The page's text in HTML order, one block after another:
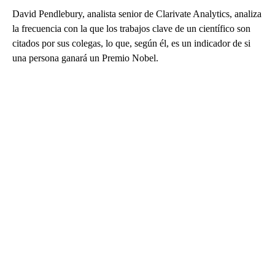
David Pendlebury, analista senior de Clarivate Analytics, analiza
la frecuencia con la que los trabajos clave de un científico son
citados por sus colegas, lo que, según él, es un indicador de si
una persona ganará un Premio Nobel.